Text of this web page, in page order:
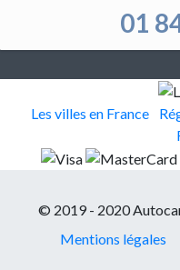
01
Les villes en France
© 2019 - 2020
Mentions légales